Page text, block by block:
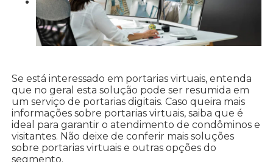
Se está interessado em portarias virtuais, entenda
que no geral esta solução pode ser resumida em
um serviço de portarias digitais. Caso queira mais
informações sobre portarias virtuais, saiba que é
ideal para garantir o atendimento de condôminos e
visitantes. Não deixe de conferir mais soluções
sobre portarias virtuais e outras opções do
segmento.